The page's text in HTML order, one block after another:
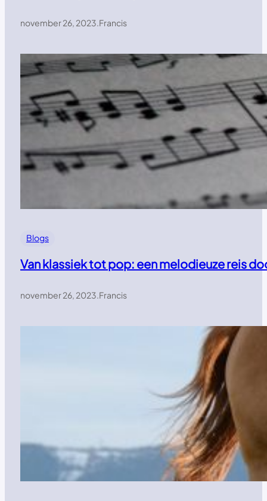
november 26, 2023.Francis
Blogs
Van klassiek tot pop: een melodieuze reis
november 26, 2023.Francis